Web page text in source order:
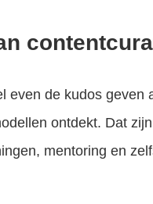
even de kudos geven
ontdekt. Dat
mentoring en